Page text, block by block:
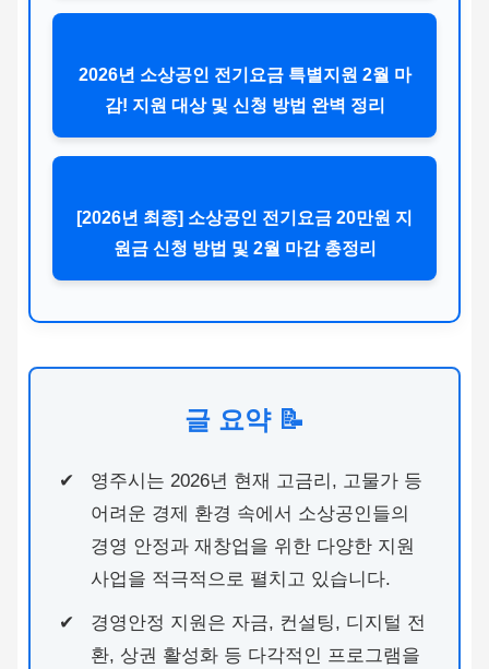
2026년 소상공인 전기요금 특별지원 2월 마
감! 지원 대상 및 신청 방법 완벽 정리
[2026년 최종] 소상공인 전기요금 20만원 지
원금 신청 방법 및 2월 마감 총정리
글 요약 📝
영주시는 2026년 현재 고금리, 고물가 등
어려운 경제 환경 속에서 소상공인들의
경영 안정과 재창업을 위한 다양한 지원
사업을 적극적으로 펼치고 있습니다.
경영안정 지원은 자금, 컨설팅, 디지털 전
환, 상권 활성화 등 다각적인 프로그램을